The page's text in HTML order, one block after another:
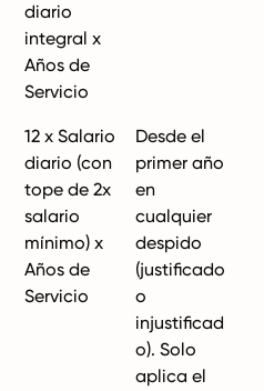
diario
integral x
Años de
Servicio
12 x Salario
diario (con
tope de 2x
salario
mínimo) x
Años de
Servicio
Desde el
primer año
en
cualquier
despido
(justificado
o
injustificad
o). Solo
aplica el